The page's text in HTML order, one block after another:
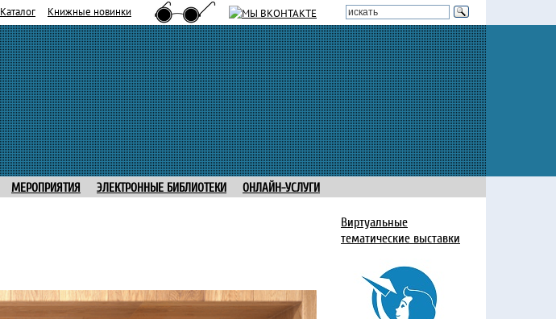
Каталог Книжные новинки
МЕРОПРИЯТИЯ ЭЛЕКТРОННЫЕ БИБЛИОТЕКИ ОНЛАЙН-УСЛУГИ
Виртуальные
тематические выставки